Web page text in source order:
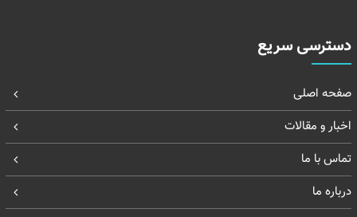
دسترسی سریع
صفحه اصلی
اخبار و مقالات
تماس با ما
درباره ما